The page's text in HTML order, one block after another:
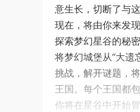
意生长，切断了与
现在，将由你来发
探索梦幻星谷的秘密
将梦幻城堡从“大遗
挑战，解开谜题，
王国。每个王国都
你将在星谷中开始